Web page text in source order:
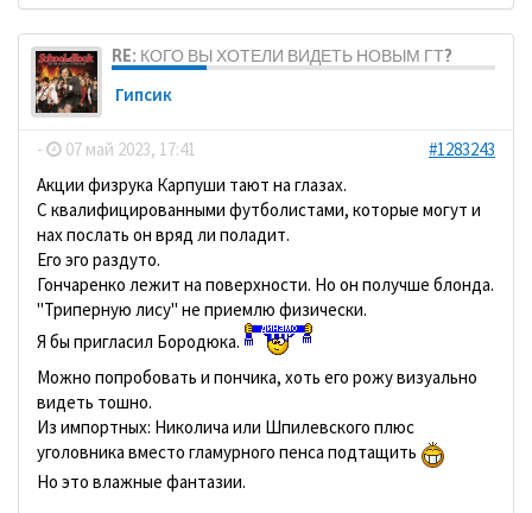
RE: КОГО ВЫ ХОТЕЛИ ВИДЕТЬ НОВЫМ ГТ?
Гипсик
- 07 май 2023, 17:41
#1283243
Акции физрука Карпуши тают на глазах.
С квалифицированными футболистами, которые могут и
нах послать он вряд ли поладит.
Его эго раздуто.
Гончаренко лежит на поверхности. Но он получше блонда.
"Триперную лису" не приемлю физически.
Я бы пригласил Бородюка.
Можно попробовать и пончика, хоть его рожу визуально
видеть тошно.
Из импортных: Николича или Шпилевского плюс
уголовника вместо гламурного пенса подтащить
Но это влажные фантазии.